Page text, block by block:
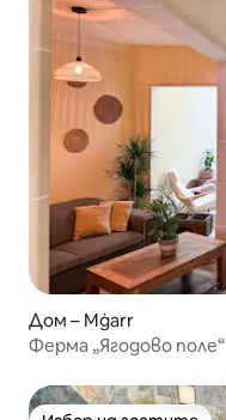
Дом – Mġarr
Ферма „Ягодово поле“